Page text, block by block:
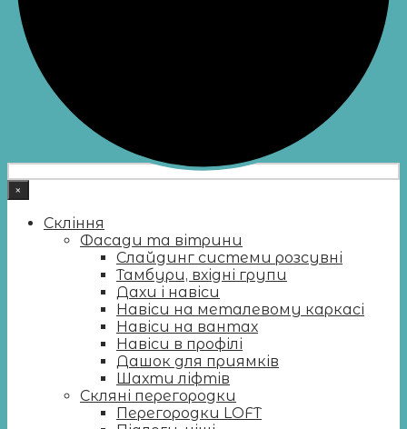
×
Скління
Фасади та вітрини
Слайдинг системи розсувні
Тамбури, вхідні групи
Дахи і навіси
Навіси на металевому каркасі
Навіси на вантах
Навіси в профілі
Дашок для приямків
Шахти ліфтів
Скляні перегородки
Перегородки LOFT